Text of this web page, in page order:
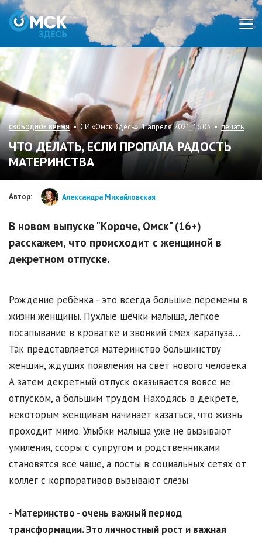
СВОБОДНОЕ ВРЕМЯ • СИ «Омск Здесь» 1 апреля 2021, 16:03 •печать
ЧТО ДЕЛАТЬ, ЕСЛИ ПРОПАЛА РАДОСТЬ
МАТЕРИНСТВА
Автор: Александра Михайловская
В новом выпуске "Короче, Омск" (16+)
расскажем, что происходит с женщиной в
декретном отпуске.
Рождение ребёнка - это всегда большие перемены в
жизни женщины. Пухлые щёчки малыша, лёгкое
посапывание в кроватке и звонкий смех карапуза…
Так представляется материнство большинству
женщин, ждущих появления на свет нового человека.
А затем декретный отпуск оказывается вовсе не
отпуском, а большим трудом. Находясь в декрете,
некоторым женщинам начинает казаться, что жизнь
проходит мимо. Улыбки малыша уже не вызывают
умиления, ссоры с супругом и родственниками
становятся всё чаще, а посты в социальных сетях от
коллег с корпоративов вызывают слёзы.
- Материнство - очень важный период
трансформации. Это личностный рост и важная